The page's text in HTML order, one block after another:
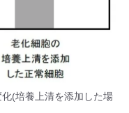
(培養上清を添加した場